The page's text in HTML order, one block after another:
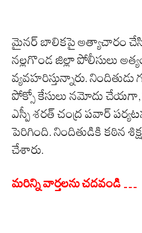
మైనర్ బాలికపై అత్యాచారం
నల్లగొండ జిల్లా పోలీసులు
వ్యవహరిస్తున్నారు. నిందితుడు
పోక్సో కేసులు నమోదు
ఎస్పీ శరత్ చంద్ర పవార్
పెరిగింది. నిందితుడికి కఠిన
చేశారు.
మరిన్ని వార్తలను చదవండి …